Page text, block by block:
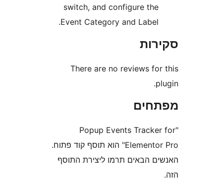
switch, and configure
Event Category and
There are no reviews
"Popup Events
Elementor Pro" הוא תוסף קוד פתוח.
הבאים תרמו ליצירת התוסף